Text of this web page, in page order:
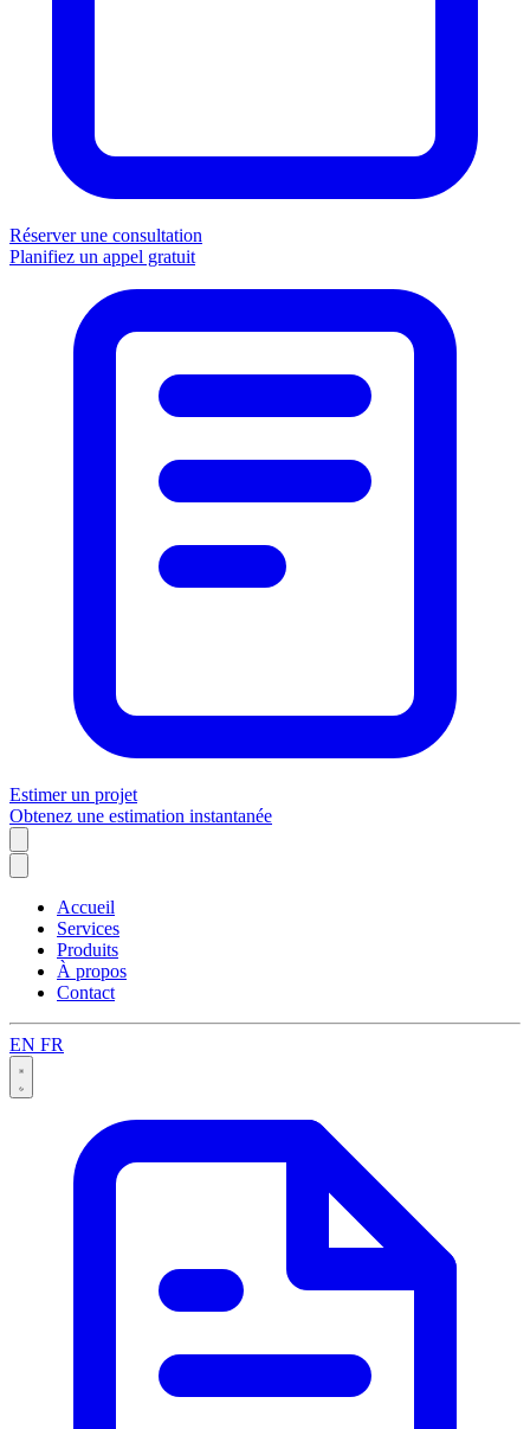
Réserver une consultation
Planifiez un appel gratuit
Estimer un projet
Obtenez une estimation instantanée
Accueil
Services
Produits
À propos
Contact
EN FR